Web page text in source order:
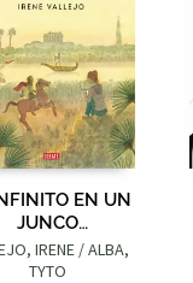
EN UN
JUNCO
GRÁFICA)
IRENE / ALBA,
TYTO